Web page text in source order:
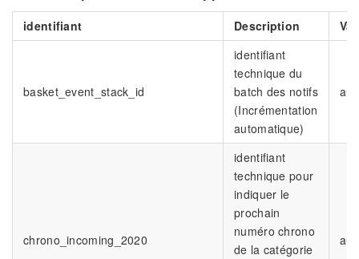
identifiant Description
basket_event_stack_id
identifiant
technique du
batch des notifs
(Incrémentation
automatique)
chrono_incoming_2020
identifiant
technique pour
indiquer le
prochain
numéro chrono
de la catégorie